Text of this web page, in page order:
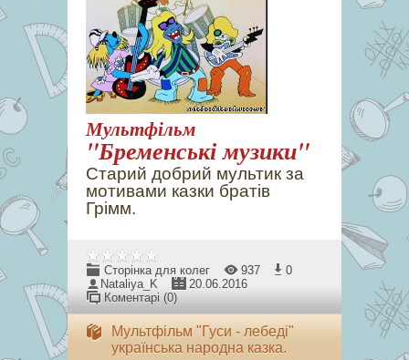
Мультфільм
"Бременські музики"
Старий добрий мультик за
мотивами казки братів
Грімм.
Сторінка для колег 937
0
Nataliya_K
20.06.2016
Коментарі (0)
Мультфільм "Гуси - лебеді"
українська народна казка.